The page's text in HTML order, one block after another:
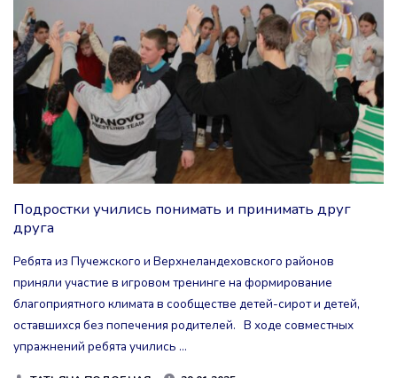
ГОТОВЯТСЯ
С
ДЕТСТВА"
Подростки учились понимать и принимать друг
друга
Ребята из Пучежского и Верхнеландеховского районов
приняли участие в игровом тренинге на формирование
благоприятного климата в сообществе детей-сирот и детей,
оставшихся без попечения родителей. В ходе совместных
упражнений ребята учились …